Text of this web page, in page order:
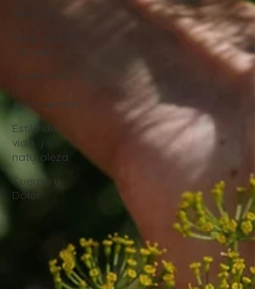
All Posts
Movimiento
y
Autocuidado
Estilo de
vida y
naturaleza
Cuerpo y
Dolor